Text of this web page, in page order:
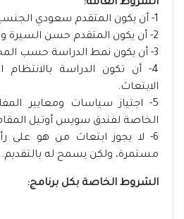
الشروط العامة:
1- أن يكون المتقدم سعودي الجنسية.
2- أن يكون المتقدم حسن السيرة والسلوك.
3- أن يكون نمط الدراسة حسب المحدد في المسار.
4- أن تكون الدراسة بالانتظام
الابتعاث.
5- اجتياز سياسات ومعايير
الخاصة لفندق سويس أوتيل
6- لا يجوز ابتعاث من هو على
مستمرة، ولكن يسمح له بالتقديم.
الشروط الخاصة بكل برنامج: